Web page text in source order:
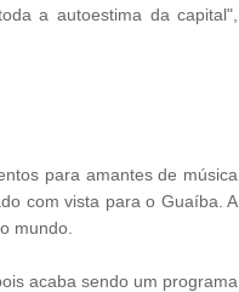
a autoestima da capital",
para amantes de música
com vista para o Guaíba. A
mundo.
acaba sendo um programa